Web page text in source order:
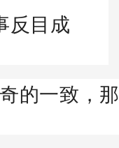
反目成
的一致，那